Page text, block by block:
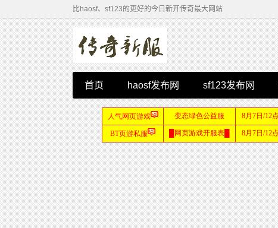
比haosf、sf123的更好的今日新开传奇最大网站
首页 haosf发布网 sf123发布网